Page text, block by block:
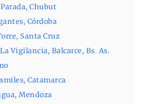
Chubut
Córdoba
Santa Cruz
Vigilancia, Balcarce, Bs. As.
Catamarca
Mendoza